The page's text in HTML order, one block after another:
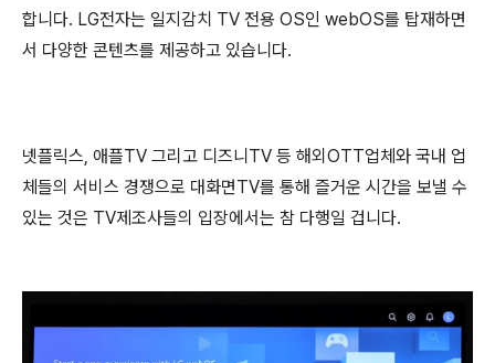
합니다. LG전자는 일지감치 TV 전용 OS인 webOS를 탑재하면
서 다양한 콘텐츠를 제공하고 있습니다.
넷플릭스, 애플TV 그리고 디즈니TV 등 해외OTT업체와 국내 업
체들의 서비스 경쟁으로 대화면TV를 통해 즐거운 시간을 보낼 수
있는 것은 TV제조사들의 입장에서는 참 다행일 겁니다.